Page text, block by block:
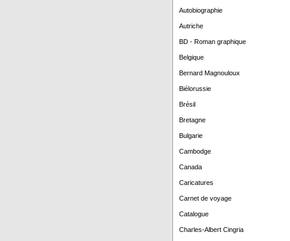
Autobiographie
Autriche
BD - Roman graphique
Belgique
Bernard Magnouloux
Biélorussie
Brésil
Bretagne
Bulgarie
Cambodge
Canada
Caricatures
Carnet de voyage
Catalogue
Charles-Albert Cingria